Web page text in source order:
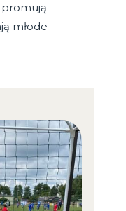
promują
młode